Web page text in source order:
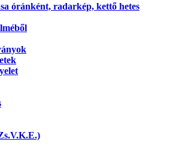
óránként, radarkép, kettő hetes